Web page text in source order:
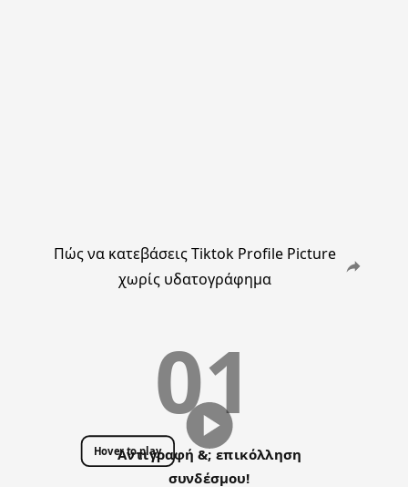
Πώς να κατεβάσεις Tiktok Profile Picture
χωρίς υδατογράφημα
01
Hover to play
Αντιγραφή &; επικόλληση
συνδέσμου!